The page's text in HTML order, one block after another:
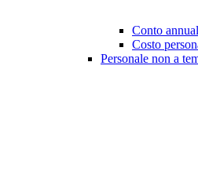
Conto
Costo
Personale non a